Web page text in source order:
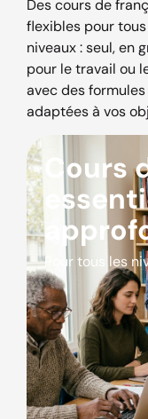
Des cours de
flexibles pour
niveaux : seul, en
pour le travail ou
avec des formules
adaptées à vos
Pour tous les